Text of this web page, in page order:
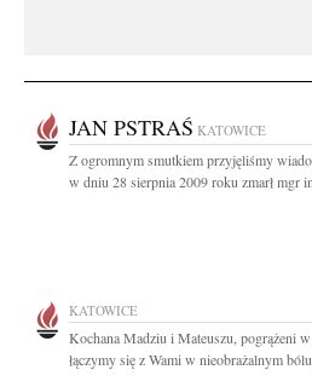
JAN PSTRAŚ KATOWICE
Z ogromnym smutkiem przyjęliśmy
w dniu 28 sierpnia 2009 roku zmarł mgr
KATOWICE
Kochana Madziu i Mateuszu, pogrążeni w
łączymy się z Wami w nieobrażalnym